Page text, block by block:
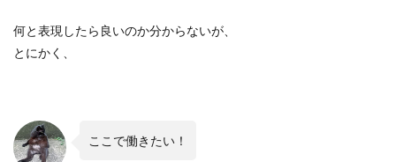
何と表現したら良いのか分からないが、
とにかく、
ここで働きたい！